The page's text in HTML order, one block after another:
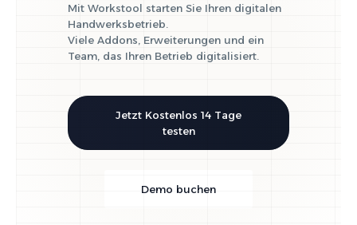
Mit Workstool starten Sie Ihren digitalen
Handwerksbetrieb.
Viele Addons, Erweiterungen und ein
Team, das Ihren Betrieb digitalisiert.
Jetzt Kostenlos 14 Tage
testen
Demo buchen